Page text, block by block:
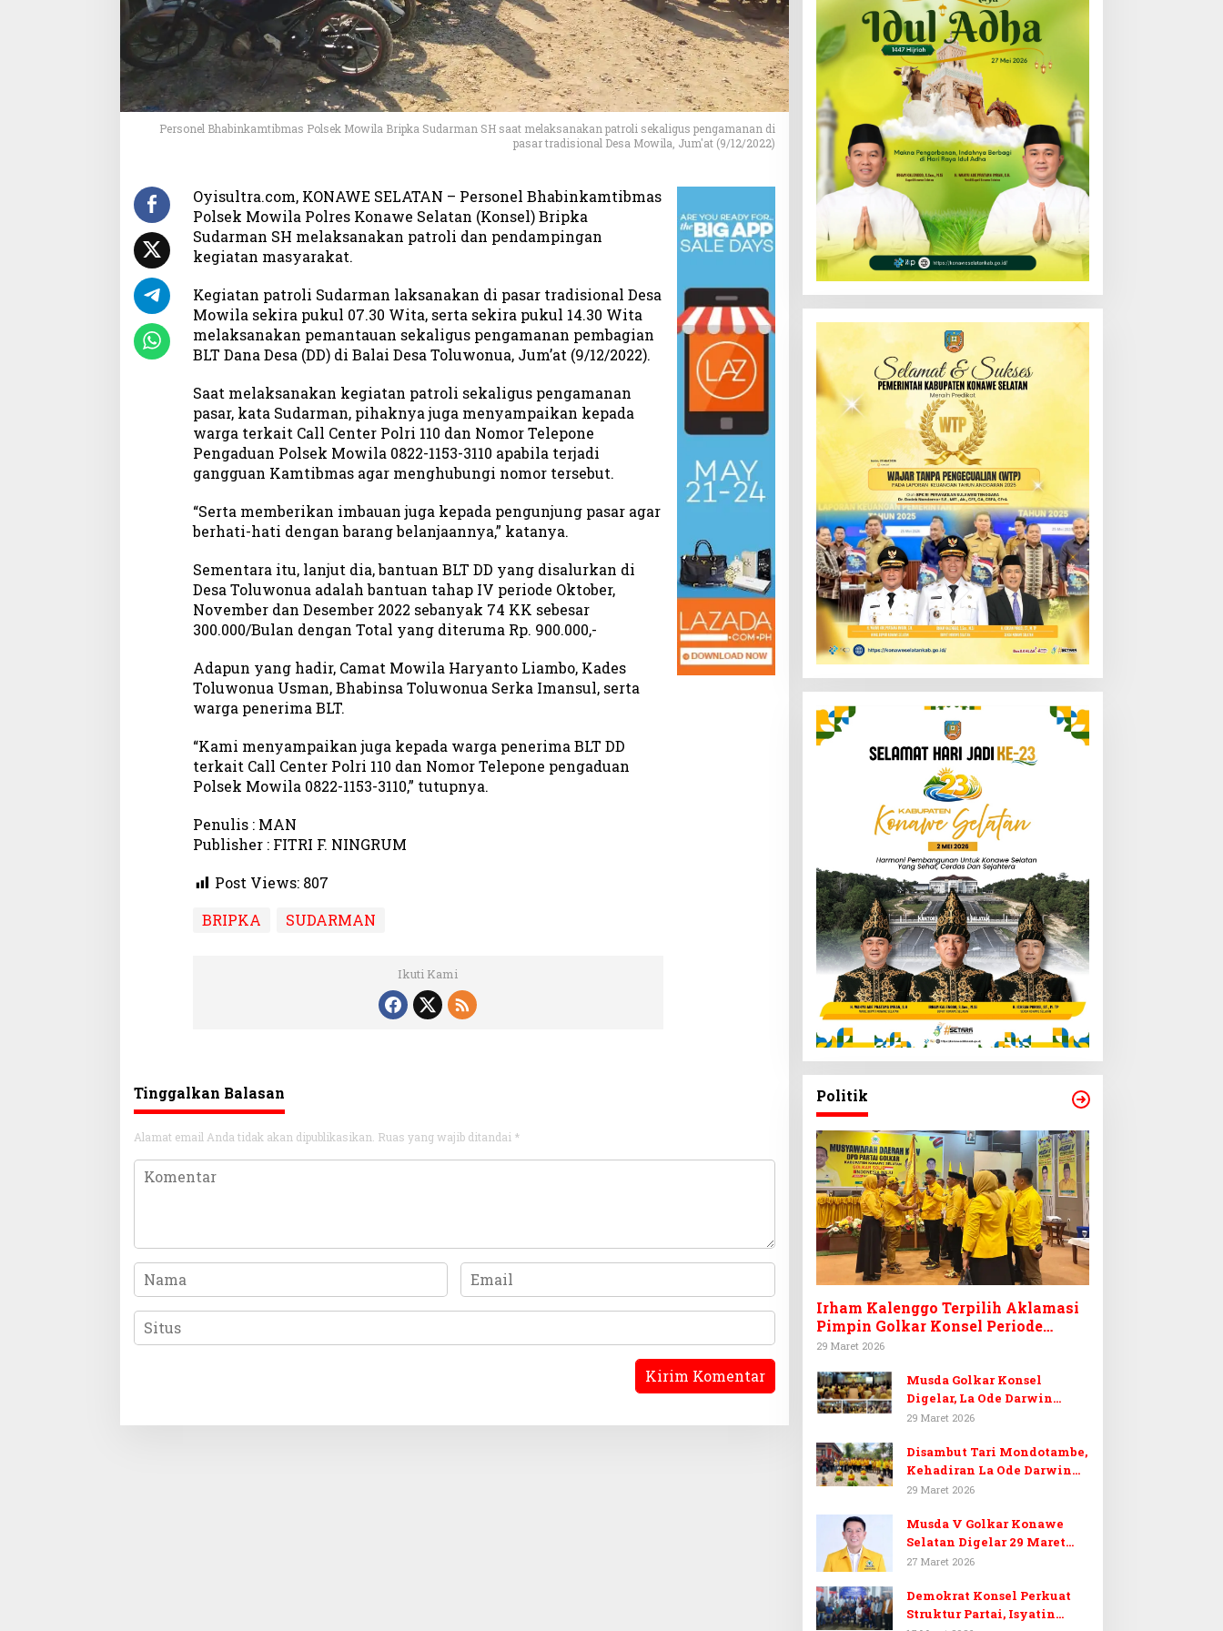
r
M
o
w
l
a
P
a
n
t
u
P
e
n
l
u
r
a
n
L
T
i
T
o
u
w
o
n
u
Personel Bhabinkamtibmas Polsek Mowila Bripka Sudarman SH saat melaksanakan patroli sekaligus pengamanan di
pasar tradisional Desa Mowila, Jum'at (9/12/2022)
Oyisultra.com, KONAWE SELATAN – Personel Bhabinkamtibmas
Polsek Mowila Polres Konawe Selatan (Konsel) Bripka
Sudarman SH melaksanakan patroli dan pendampingan
kegiatan masyarakat.
Kegiatan patroli Sudarman laksanakan di pasar tradisional Desa
Mowila sekira pukul 07.30 Wita, serta sekira pukul 14.30 Wita
melaksanakan pemantauan sekaligus pengamanan pembagian
BLT Dana Desa (DD) di Balai Desa Toluwonua, Jum’at (9/12/2022).
Saat melaksanakan kegiatan patroli sekaligus pengamanan
pasar, kata Sudarman, pihaknya juga menyampaikan kepada
warga terkait Call Center Polri 110 dan Nomor Telepone
Pengaduan Polsek Mowila 0822-1153-3110 apabila terjadi
gangguan Kamtibmas agar menghubungi nomor tersebut.
“Serta memberikan imbauan juga kepada pengunjung pasar agar
berhati-hati dengan barang belanjaannya,” katanya.
Sementara itu, lanjut dia, bantuan BLT DD yang disalurkan di
Desa Toluwonua adalah bantuan tahap IV periode Oktober,
November dan Desember 2022 sebanyak 74 KK sebesar
300.000/Bulan dengan Total yang diteruma Rp. 900.000,-
Adapun yang hadir, Camat Mowila Haryanto Liambo, Kades
Toluwonua Usman, Bhabinsa Toluwonua Serka Imansul, serta
warga penerima BLT.
“Kami menyampaikan juga kepada warga penerima BLT DD
terkait Call Center Polri 110 dan Nomor Telepone pengaduan
Polsek Mowila 0822-1153-3110,” tutupnya.
Penulis : MAN
Publisher : FITRI F. NINGRUM
Post Views: 807
BRIPKA
SUDARMAN
Ikuti Kami
Tinggalkan Balasan
Alamat email Anda tidak akan dipublikasikan. Ruas yang wajib ditandai *
Politik
Irham Kalenggo Terpilih Aklamasi
Pimpin Golkar Konsel Periode
Ketiga
29 Maret 2026
Musda Golkar Konsel
Digelar, La Ode Darwin
Tekankan Soliditas Kader
Konawe Selatan
29 Maret 2026
Disambut Tari Mondotambe,
Kehadiran La Ode Darwin
Hangatkan Musda V Golkar
29 Maret 2026
Musda V Golkar Konawe
Selatan Digelar 29 Maret
2026, Dukungan Menguat
27 Maret 2026
Demokrat Konsel Perkuat
Struktur Partai, Isyatin